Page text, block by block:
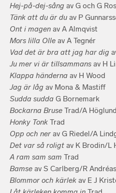
Hej-på-dej-sång av G och G
Tänk att du är du av P
Ont i magen av A Almqvist
Mors lilla Olle av A Tegnér
Vad det är bra att jag har dig
Ju mer vi är tillsammans av H
Klappa händerna av H Wood
Jag är låg av Mona & Mastiff
Sudda sudda G Bornemark
Bockarna Bruse Trad/A Höglund
Honky Tonk Trad
Opp och ner av G Riedel/A
Det var så roligt av K Brodin/L
A ram sam sam Trad
Bamse av S Carlberg/R
Blommor och kärlek av E J